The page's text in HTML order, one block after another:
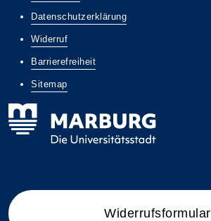
Datenschutzerklärung
Widerruf
Barrierefreiheit
Sitemap
Widerrufsformular